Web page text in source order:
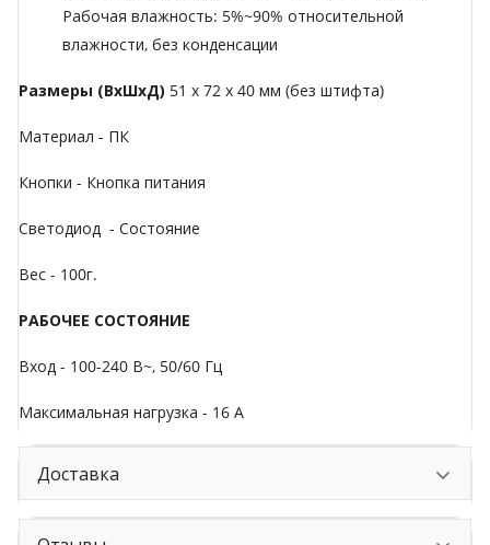
Рабочая влажность: 5%~90% относительной
влажности, без конденсации
Размеры (ВхШхД) 51 х 72 х 40 мм (без штифта)
Материал - ПК
Кнопки - Кнопка питания
Светодиод - Состояние
Вес - 100г.
РАБОЧЕЕ СОСТОЯНИЕ
Вход - 100-240 В~, 50/60 Гц
Максимальная нагрузка - 16 А
Доставка